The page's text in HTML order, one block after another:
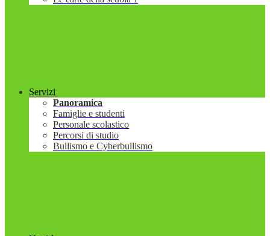
Servizi
Panoramica
Famiglie e studenti
Personale scolastico
Percorsi di studio
Bullismo e Cyberbullismo